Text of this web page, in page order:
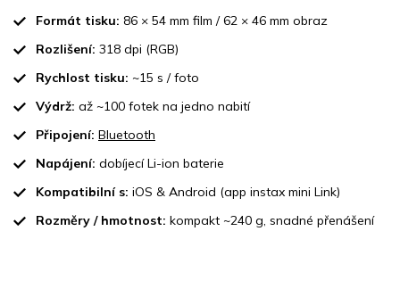
cena:Formát tisku: 86 × 54 mm film / 62 × 46 mm obraz
Rozlišení: 318 dpi (RGB)
Rychlost tisku: ~15 s / foto
Výdrž: až ~100 fotek na jedno nabití
Připojení: Bluetooth
Napájení: dobíjecí Li-ion baterie
Kompatibilní s: iOS & Android (app instax mini Link)
Rozměry / hmotnost: kompakt ~240 g, snadné přenášení